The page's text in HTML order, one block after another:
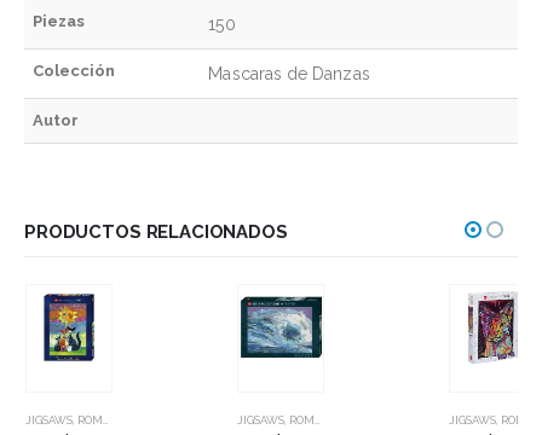
Piezas 150
Colección Mascaras de Danzas
Autor
PRODUCTOS RELACIONADOS
JIGSAWS, ROMPECABEZAS JIGSAWS, ROMPECABEZAS JIGSAWS, ROMPECABEZAS